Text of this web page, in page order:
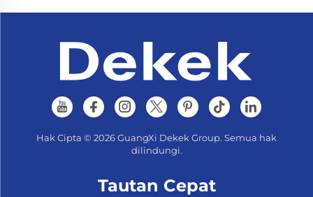
Hak Cipta © 2026 GuangXi Dekek Group. Semua hak
dilindungi.
Tautan Cepat